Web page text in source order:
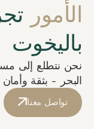
الأمور
باليخوت
نحن نتطلع إلى
البحر - بثقة
تواصل معنا